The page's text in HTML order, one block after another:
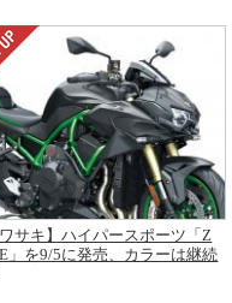
ワサキ】ハイパースポーツ「Z
」を9/5に発売、カラーは継続